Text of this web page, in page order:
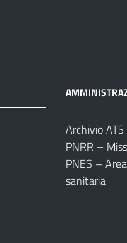
Archivio ATS
PNRR –
PNES –
sanitaria